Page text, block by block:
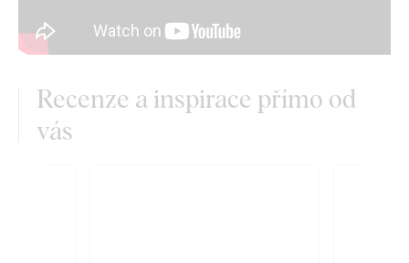
Recenze a inspirace přímo od
vás